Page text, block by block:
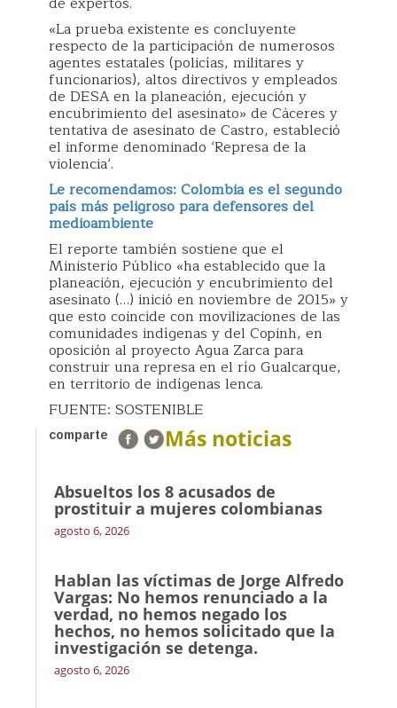
«La prueba existente es concluyente
respecto de la participación de numerosos
agentes estatales (policías, militares y
funcionarios), altos directivos y empleados
de DESA en la planeación, ejecución y
encubrimiento del asesinato» de Cáceres y
tentativa de asesinato de Castro, estableció
el informe denominado ‘Represa de la
violencia‘.
Le recomendamos: Colombia es el segundo
país más peligroso para defensores del
medioambiente
El reporte también sostiene que el
Ministerio Público «ha establecido que la
planeación, ejecución y encubrimiento del
asesinato (…) inició en noviembre de 2015» y
que esto coincide con movilizaciones de las
comunidades indígenas y del Copinh, en
oposición al proyecto Agua Zarca para
construir una represa en el río Gualcarque,
en territorio de indígenas lenca.
FUENTE: SOSTENIBLE
comparte Más noticias
Absueltos los 8 acusados de
prostituir a mujeres colombianas
agosto 6, 2026
Hablan las víctimas de Jorge Alfredo
Vargas: No hemos renunciado a la
verdad, no hemos negado los
hechos, no hemos solicitado que la
investigación se detenga.
agosto 6, 2026